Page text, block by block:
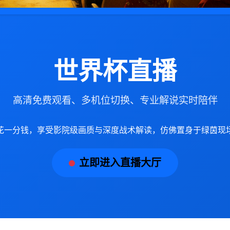
世界杯直播
高清免费观看、多机位切换、专业解说实时陪伴
一分钱，享受影院级画质与深度战术解读，仿佛置身于绿茵现
立即进入直播大厅